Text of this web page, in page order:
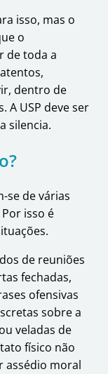
isso, mas o
o
de toda a
dentro de
A USP deve ser
silencia.
se de várias
isso é
de reuniões
fechadas,
ofensivas
sobre a
veladas de
físico não
assédio moral